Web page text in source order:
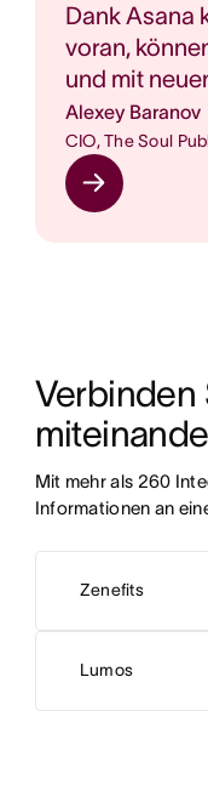
Dank Asana
voran,
und mit
Alexey Baranov
CIO, The Soul
Verbinden
Mit mehr als 260
Informationen an
Zenefits
Lumos